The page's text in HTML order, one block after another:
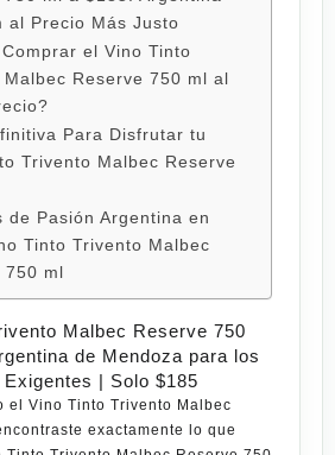
al Precio Más Justo
el Vino Tinto
Reserve 750 ml al
Para Disfrutar tu
Trivento Malbec Reserve
de Pasión Argentina en
Tinto Trivento Malbec
750 ml
Malbec Reserve 750
de Mendoza para los
| Solo $185
el Vino Tinto Trivento Malbec
exactamente lo que